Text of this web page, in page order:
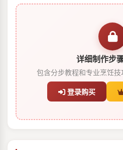
详细制作步
包含分步教程和专业烹饪
登录购买